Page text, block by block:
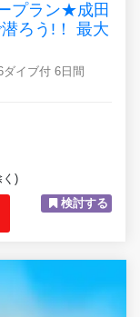
プラン★成田
ろう!！ 最大
イブ付 6日間
く)
検討する